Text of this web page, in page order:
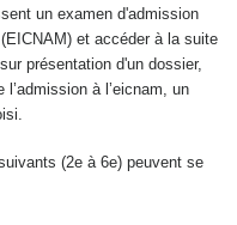
un examen d'admission
et accéder à la suite
présentation d'un dossier,
à l’eicnam, un
(2e à 6e) peuvent se